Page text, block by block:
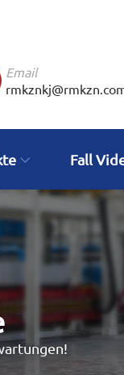
Email
Fall